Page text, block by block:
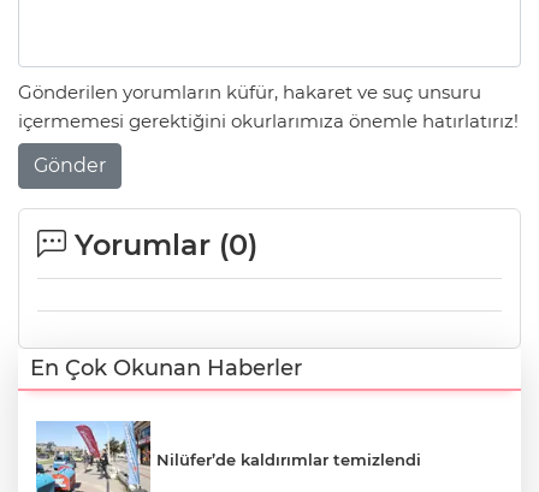
Gönderilen yorumların küfür, hakaret ve suç unsuru
içermemesi gerektiğini okurlarımıza önemle hatırlatırız!
Gönder
Yorumlar (0)
En Çok Okunan Haberler
Nilüfer’de kaldırımlar temizlendi